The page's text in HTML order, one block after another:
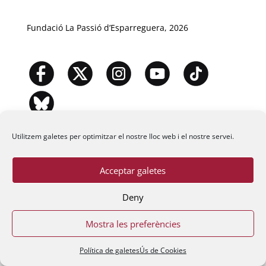
Utilitzem galetes per optimitzar el nostre lloc web i el nostre servei.
Acceptar galetes
Deny
Mostra les preferències
Política de galetesÚs de Cookies
Fundació La Passió d’Esparreguera, 2026